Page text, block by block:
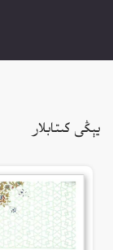
يېڭى كىتابلار